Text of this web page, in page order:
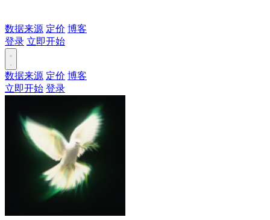
数据来源 定价 博客
登录 立即开始
数据来源 定价 博客
立即开始 登录